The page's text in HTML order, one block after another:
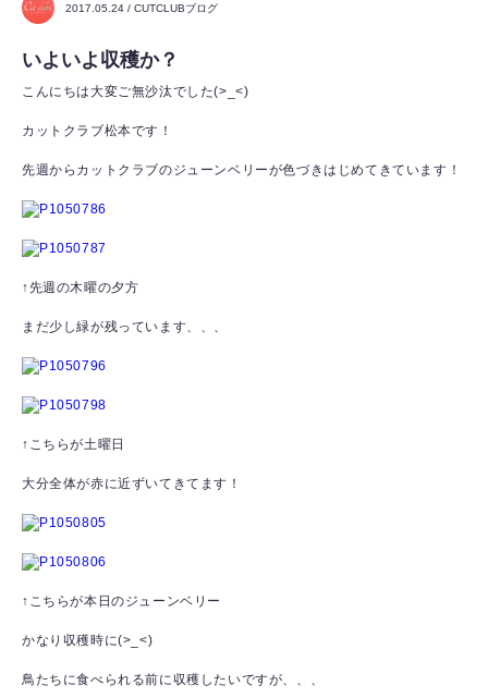
2017.05.24 / CUTCLUBブログ
いよいよ収穫か？
こんにちは大変ご無沙汰でした(>_<)
カットクラブ松本です！
先週からカットクラブのジューンベリーが色づきはじめてきています！
↑先週の木曜の夕方
まだ少し緑が残っています、、、
↑こちらが土曜日
大分全体が赤に近ずいてきてます！
↑こちらが本日のジューンベリー
かなり収穫時に(>_<)
鳥たちに食べられる前に収穫したいですが、、、